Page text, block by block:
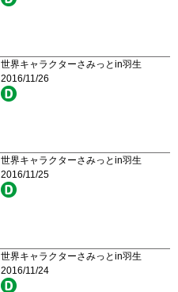
世界キャラクターさみっとin羽生
2016/11/26
世界キャラクターさみっとin羽生
2016/11/25
世界キャラクターさみっとin羽生
2016/11/24